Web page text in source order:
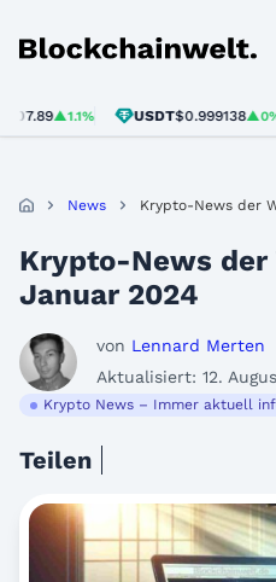
Blockchainwelt
▲1.1% USDT$0.999138▲0%
News Krypto-News der
Krypto-News der
Januar 2024
von Lennard Merten
Aktualisiert: 12.
Krypto News – Immer aktuell
Teilen